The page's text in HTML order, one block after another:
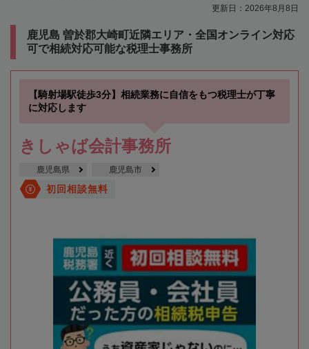
更新日：2026年8月8日
鹿児島 曽於郡大崎町近隣エリア・全国オンライン対応
可で相続対応可能な税理士事務所
【騎射場駅徒歩3分】相続業務に自信をもつ税理士が丁寧
に対応します
きしゃば会計事務所
鹿児島県 鹿児島市
初回相談無料